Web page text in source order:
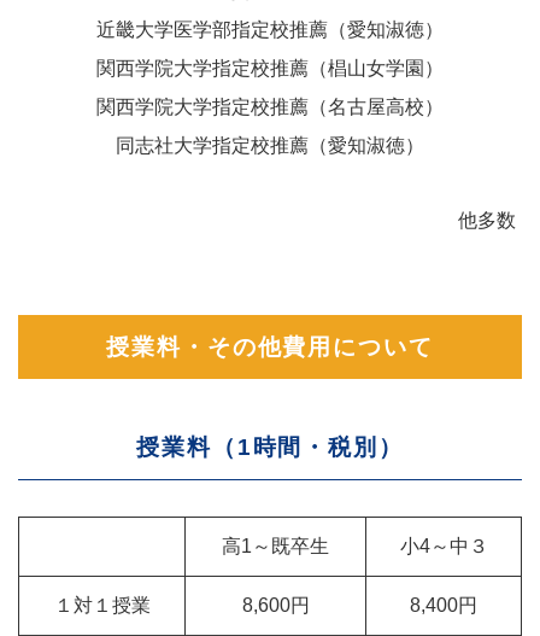
近畿大学医学部指定校推薦（愛知淑徳）
関西学院大学指定校推薦（椙山女学園）
関西学院大学指定校推薦（名古屋高校）
同志社大学指定校推薦（愛知淑徳）
他多数
授業料・その他費用について
授業料（1時間・税別）
高1～既卒生 小4～中３
１対１授業 8,600円 8,400円